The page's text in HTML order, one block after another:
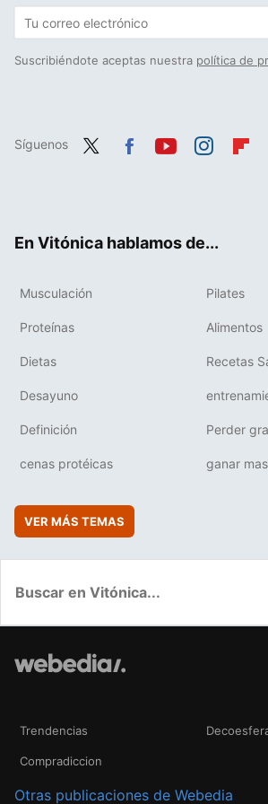
Suscribiéndote aceptas nuestra política de
Síguenos
En Vitónica hablamos de...
Musculación Pilates
Proteínas Alimentos
Dietas Recetas
Desayuno
Definición Perder
cenas protéicas ganar
VER MÁS TEMAS
Trendencias
Compradiccion
Otras publicaciones de Webedia